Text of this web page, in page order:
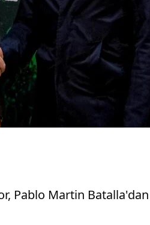
Pablo Martin